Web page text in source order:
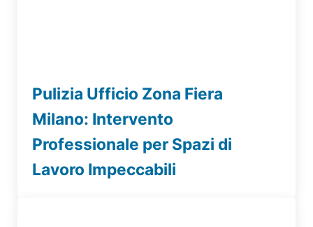
Pulizia Ufficio Zona Fiera
Milano: Intervento
Professionale per Spazi di
Lavoro Impeccabili